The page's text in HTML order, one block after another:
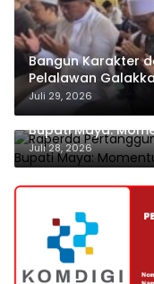
Bangun Karakter
Pelalawan
Juli 29, 2026
Raperda
Bupati Maya:
Juli 28, 2026